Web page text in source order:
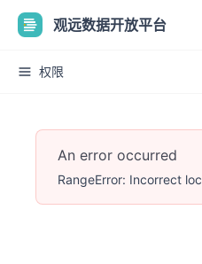
观远数据开放平台
权限
An error occurred
RangeError: Incorrect